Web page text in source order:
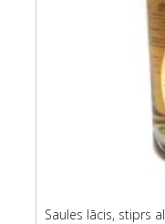
Saules lācis, stiprs